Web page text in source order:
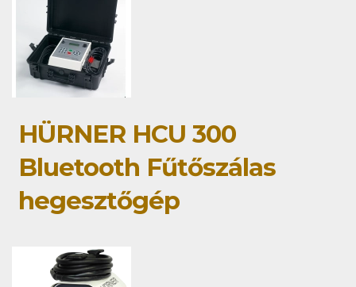
HÜRNER HCU 300
Bluetooth Fűtőszálas
hegesztőgép